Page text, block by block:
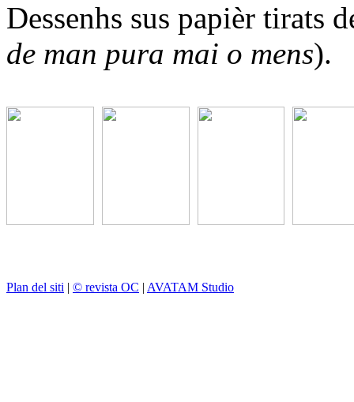
Dessenhs sus papièr tirats
de man pura mai o mens).
Plan del siti | © revista OC | AVATAM Studio